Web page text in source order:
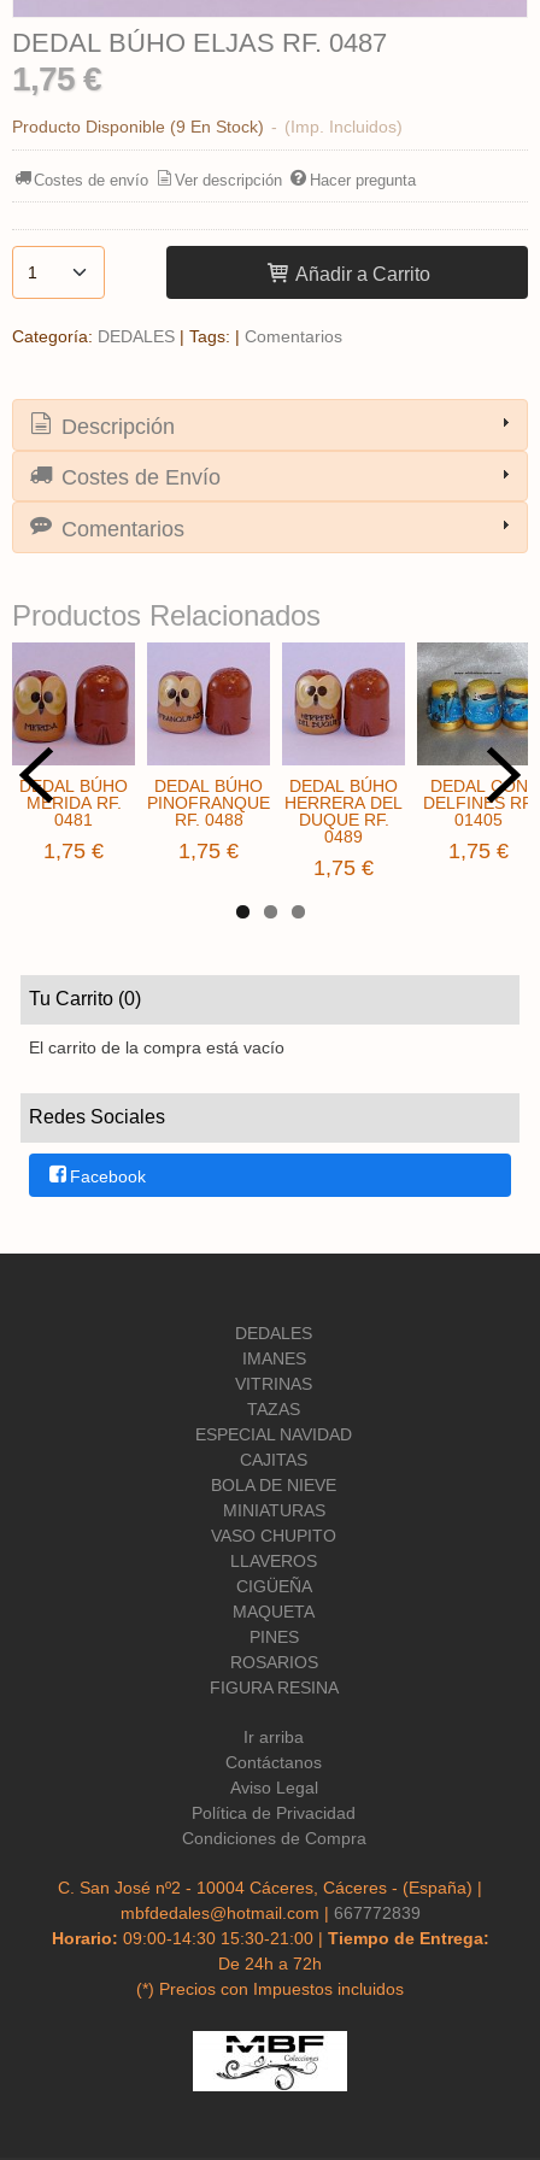
Tu Carrito (0)
El carrito de la compra está vacío
Redes Sociales
Facebook
DEDAL BÚHO ELJAS RF. 0487
1,75 €
Producto Disponible (9 En Stock) - (Imp. Incluidos)
Costes de envío Ver descripción Hacer pregunta
Añadir a Carrito
Categoría: DEDALES | Tags: | Comentarios
Descripción
Costes de Envío
Comentarios
Productos Relacionados
DEDAL BÚHO
MERIDA RF.
0481
1,75 €
DEDAL BÚHO
PINOFRANQUEADO
RF. 0488
1,75 €
DEDAL BÚHO
HERRERA DEL
DUQUE RF.
0489
1,75 €
DEDAL CON
DELFINES RF.
01405
1,75 €
DEDALES
IMANES
VITRINAS
TAZAS
ESPECIAL NAVIDAD
CAJITAS
BOLA DE NIEVE
MINIATURAS
VASO CHUPITO
LLAVEROS
CIGÜEÑA
MAQUETA
PINES
ROSARIOS
FIGURA RESINA
Ir arriba
Contáctanos
Aviso Legal
Política de Privacidad
Condiciones de Compra
C. San José nº2 - 10004 Cáceres, Cáceres - (España) |
mbfdedales@hotmail.com | 667772839
Horario: 09:00-14:30 15:30-21:00 | Tiempo de Entrega:
De 24h a 72h
(*) Precios con Impuestos incluidos